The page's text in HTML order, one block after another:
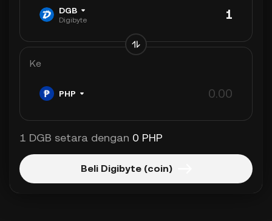
DGB
Digibyte
Ke
PHP
1 DGB setara dengan 0 PHP
Beli Digibyte (coin)